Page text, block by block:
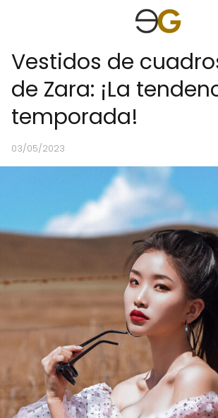
Vestidos de
de Zara: ¡La
temporada!
03/05/2023